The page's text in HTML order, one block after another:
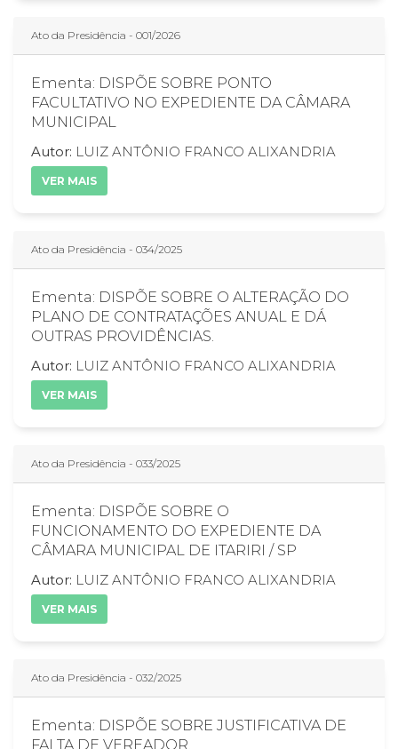
Ato da Presidência - 001/2026
Ementa: DISPÕE SOBRE PONTO
FACULTATIVO NO EXPEDIENTE DA CÂMARA
MUNICIPAL
Autor: LUIZ ANTÔNIO FRANCO ALIXANDRIA
VER MAIS
Ato da Presidência - 034/2025
Ementa: DISPÕE SOBRE O ALTERAÇÃO DO
PLANO DE CONTRATAÇÕES ANUAL E DÁ
OUTRAS PROVIDÊNCIAS.
Autor: LUIZ ANTÔNIO FRANCO ALIXANDRIA
VER MAIS
Ato da Presidência - 033/2025
Ementa: DISPÕE SOBRE O
FUNCIONAMENTO DO EXPEDIENTE DA
CÂMARA MUNICIPAL DE ITARIRI / SP
Autor: LUIZ ANTÔNIO FRANCO ALIXANDRIA
VER MAIS
Ato da Presidência - 032/2025
Ementa: DISPÕE SOBRE JUSTIFICATIVA DE
FALTA DE VEREADOR.